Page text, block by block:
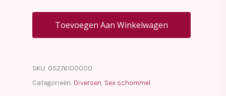
Toevoegen Aan Winkelwagen
SKU: 05276100000
Categorieën: Diversen, Sex schommel